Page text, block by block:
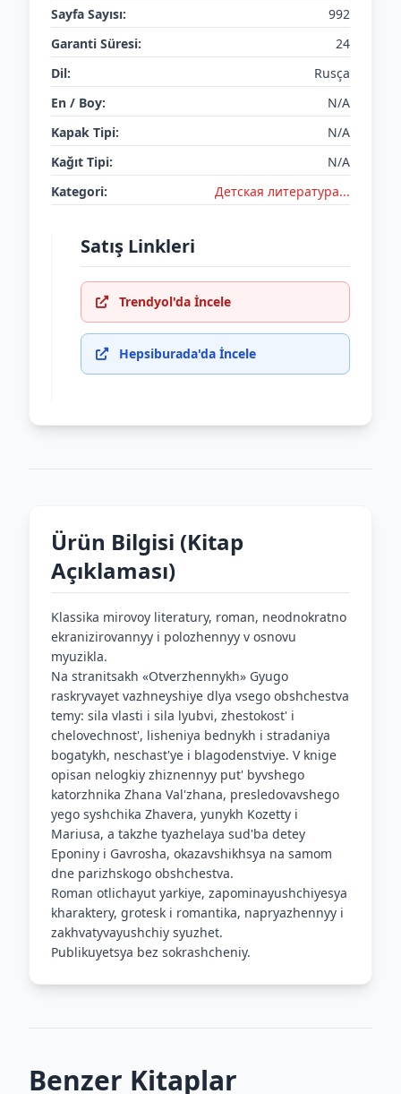
Sayfa Sayısı:
992
Garanti Süresi:
24
Dil:
Rusça
En / Boy:
N/A
Kapak Tipi:
N/A
Kağıt Tipi:
N/A
Kategori:
Детская литератураㅤㅤㅤ...
Satış Linkleri
Trendyol'da İncele
Hepsiburada'da İncele
Ürün Bilgisi (Kitap
Açıklaması)
Klassika mirovoy literatury, roman, neodnokratno
ekranizirovannyy i polozhennyy v osnovu
myuzikla.
Na stranitsakh «Otverzhennykh» Gyugo
raskryvayet vazhneyshiye dlya vsego obshchestva
temy: sila vlasti i sila lyubvi, zhestokost' i
chelovechnost', lisheniya bednykh i stradaniya
bogatykh, neschast'ye i blagodenstviye. V knige
opisan nelogkiy zhiznennyy put' byvshego
katorzhnika Zhana Val'zhana, presledovavshego
yego syshchika Zhavera, yunykh Kozetty i
Mariusa, a takzhe tyazhelaya sud'ba detey
Eponiny i Gavrosha, okazavshikhsya na samom
dne parizhskogo obshchestva.
Roman otlichayut yarkiye, zapominayushchiyesya
kharaktery, grotesk i romantika, napryazhennyy i
zakhvatyvayushchiy syuzhet.
Publikuyetsya bez sokrashcheniy.
Benzer Kitaplar